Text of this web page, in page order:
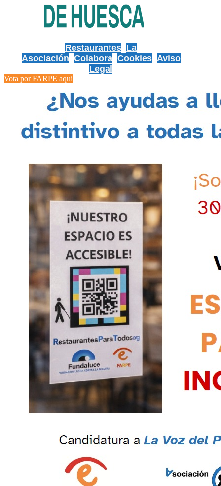
Restaurantes La
Asociación Colabora Cookies Aviso
Legal
Vota por FARPE aqui